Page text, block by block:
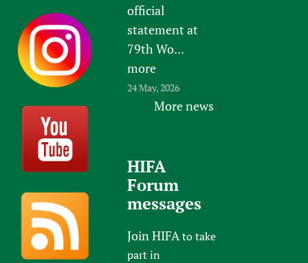
official
statement at
79th Wo...
more
24 May, 2026
More news
HIFA
Forum
messages
Join HIFAto take
part in